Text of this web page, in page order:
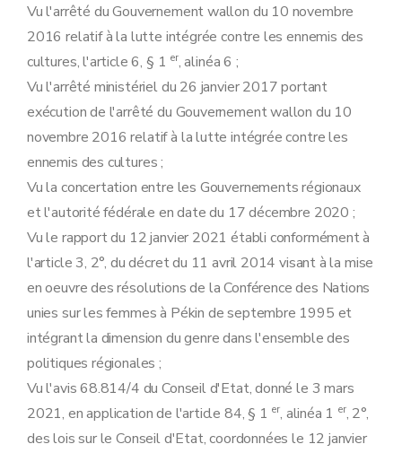
Vu l'arrêté du Gouvernement wallon du 10 novembre
2016 relatif à la lutte intégrée contre les ennemis des
cultures, l'article 6, § 1 er, alinéa 6 ;
Vu l'arrêté ministériel du 26 janvier 2017 portant
exécution de l'arrêté du Gouvernement wallon du 10
novembre 2016 relatif à la lutte intégrée contre les
ennemis des cultures ;
Vu la concertation entre les Gouvernements régionaux
et l'autorité fédérale en date du 17 décembre 2020 ;
Vu le rapport du 12 janvier 2021 établi conformément à
l'article 3, 2°, du décret du 11 avril 2014 visant à la mise
en oeuvre des résolutions de la Conférence des Nations
unies sur les femmes à Pékin de septembre 1995 et
intégrant la dimension du genre dans l'ensemble des
politiques régionales ;
Vu l'avis 68.814/4 du Conseil d'Etat, donné le 3 mars
2021, en application de l'article 84, § 1 er, alinéa 1 er, 2°,
des lois sur le Conseil d'Etat, coordonnées le 12 janvier